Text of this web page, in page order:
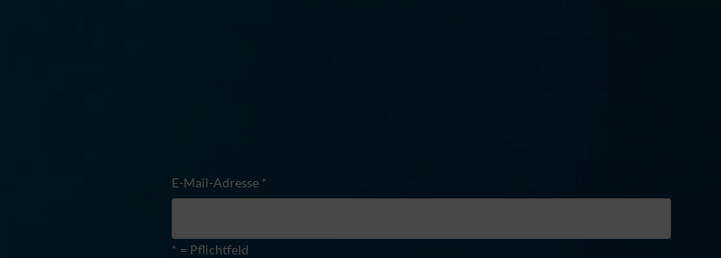
E-Mail-Adresse *
* = Pflichtfeld